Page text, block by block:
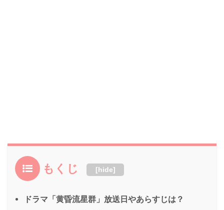
もくじ [hide]
ドラマ「黄昏流星群」放送日やあらすじは？